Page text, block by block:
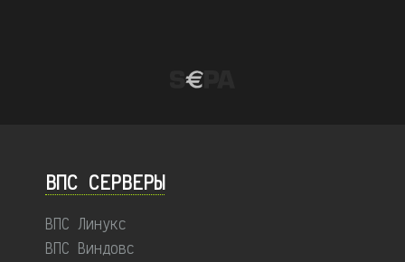
ВПС СЕРВЕРЫ
ВПС Линукс
ВПС Виндовс